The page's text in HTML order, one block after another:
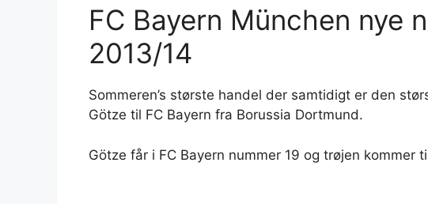
FC Bayern München nye
2013/14
Sommeren’s største handel der samtidigt er den
Götze til FC Bayern fra Borussia Dortmund.
Götze får i FC Bayern nummer 19 og trøjen kommer